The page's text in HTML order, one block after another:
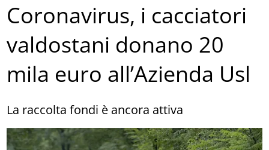
Coronavirus, i cacciatori
valdostani donano 20
mila euro all’Azienda Usl
La raccolta fondi è ancora attiva